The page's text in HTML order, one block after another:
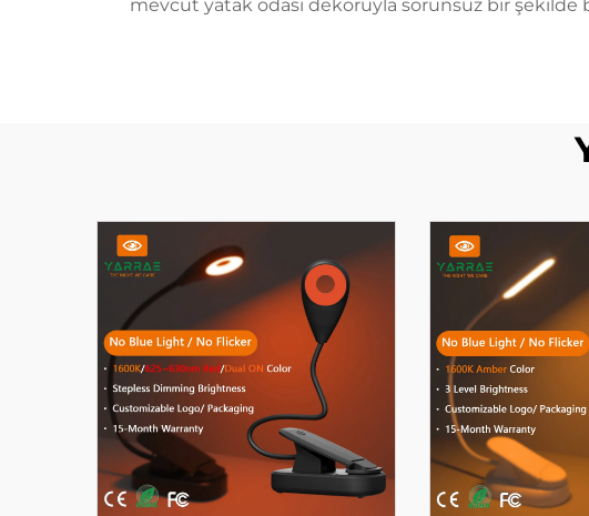
mevcut yatak odası dekoruyla sorunsuz bir